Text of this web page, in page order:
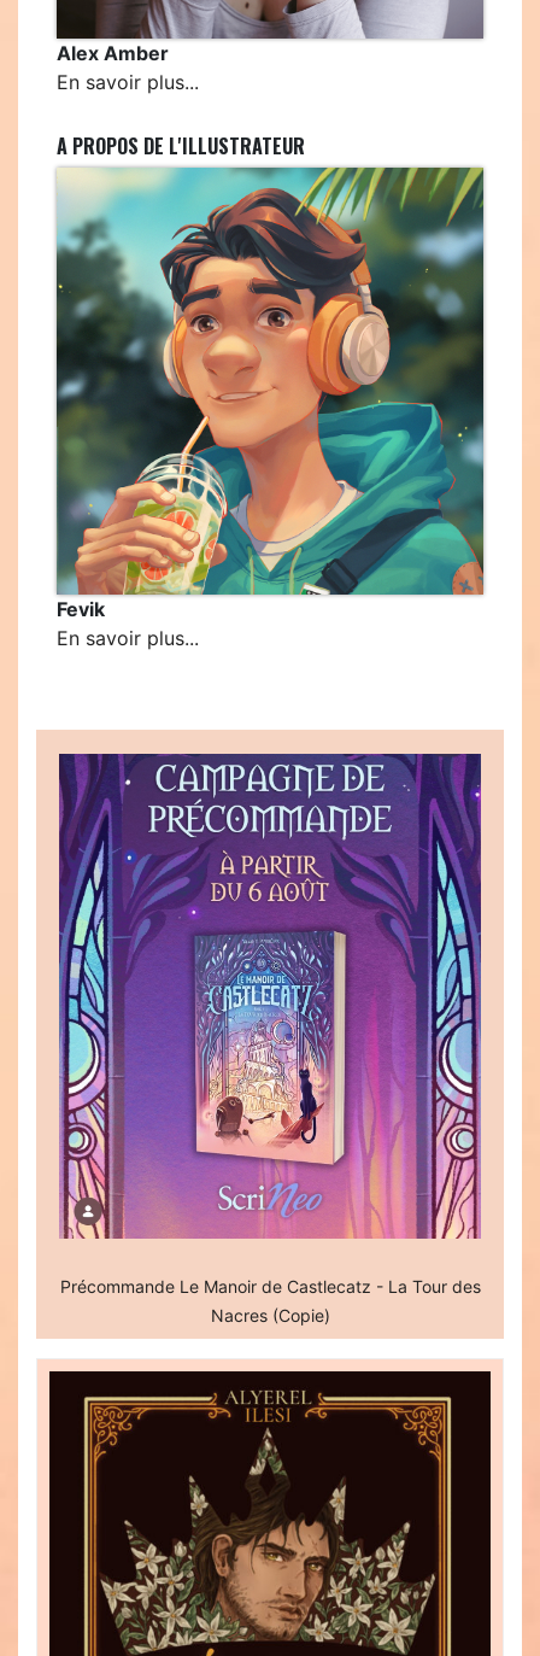
Alex Amber
En savoir plus...
A PROPOS DE L'ILLUSTRATEUR
Fevik
En savoir plus...
Précommande Le Manoir de Castlecatz - La Tour des
Nacres (Copie)